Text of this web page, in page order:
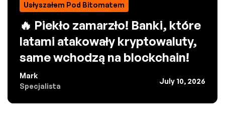
Usłyszałem Pod Bitomatem
🔥 Piekło zamarzło! Banki, które
latami atakowały kryptowaluty,
same wchodzą na blockchain!
Mark
Specjalista
July 10, 2026